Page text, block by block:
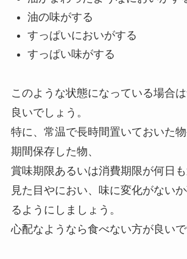
油の味がする
すっぱいにおいがする
すっぱい味がする
このような状態になっている場合
良いでしょう。
特に、常温で長時間置いておいた
期間保存した物、
賞味期限あるいは消費期限が何日
見た目やにおい、味に変化がない
るようにしましょう。
心配なようなら食べない方が良いで